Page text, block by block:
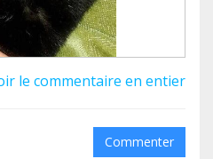
le commentaire en entier
Commenter